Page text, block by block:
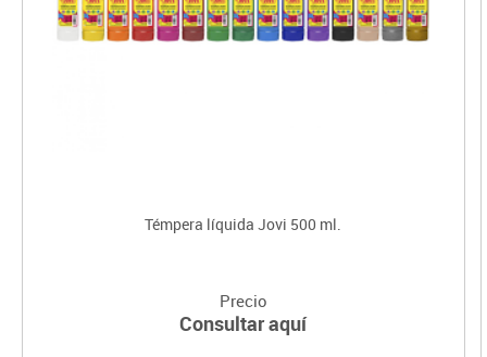
Témpera líquida Jovi 500 ml.
Precio
Consultar aquí